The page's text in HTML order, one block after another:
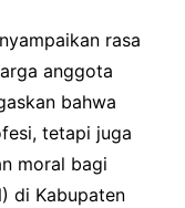
rasa
anggota
bahwa
tetapi juga
moral bagi
di Kabupaten